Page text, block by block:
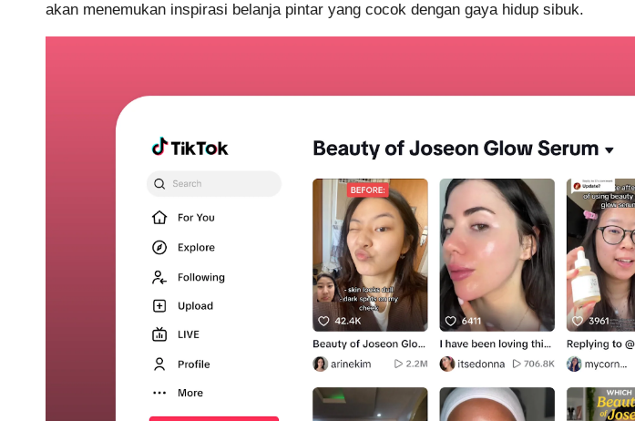
akan menemukan inspirasi belanja pintar yang cocok dengan gaya hidup sibuk.